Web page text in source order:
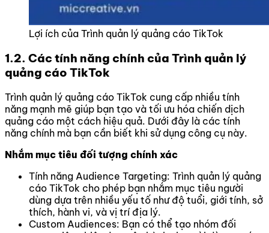
Lợi ích của Trình quản lý quảng cáo TikTok
1.2. Các tính năng chính của Trình quản lý
quảng cáo TikTok
Trình quản lý quảng cáo TikTok cung cấp nhiều tính
năng mạnh mẽ giúp bạn tạo và tối ưu hóa chiến dịch
quảng cáo một cách hiệu quả. Dưới đây là các tính
năng chính mà bạn cần biết khi sử dụng công cụ này.
Nhắm mục tiêu đối tượng chính xác
Tính năng Audience Targeting: Trình quản lý quảng
cáo TikTok cho phép bạn nhắm mục tiêu người
dùng dựa trên nhiều yếu tố như độ tuổi, giới tính, sở
thích, hành vi, và vị trí địa lý.
Custom Audiences: Bạn có thể tạo nhóm đối